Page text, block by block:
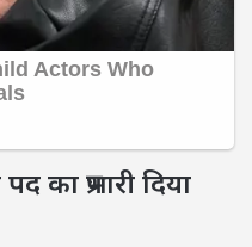
का प्रभारी दिया